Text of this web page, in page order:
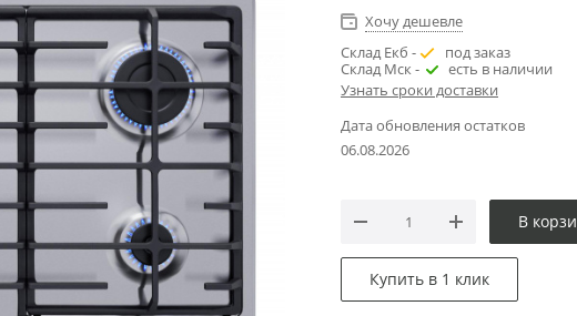
Хочу дешевле
Склад Екб -
под заказ
Склад Мск -
есть в наличии
Узнать сроки доставки
Дата обновления остатков
06.08.2026
В
Купить в 1 клик